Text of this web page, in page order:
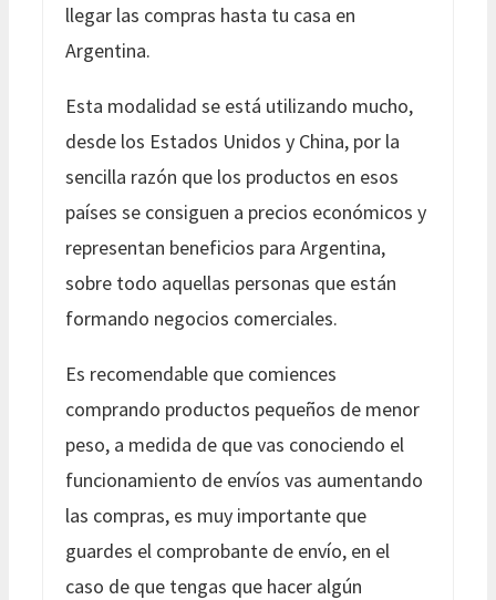
llegar las compras hasta tu casa en
Argentina.
Esta modalidad se está utilizando mucho,
desde los Estados Unidos y China, por la
sencilla razón que los productos en esos
países se consiguen a precios económicos y
representan beneficios para Argentina,
sobre todo aquellas personas que están
formando negocios comerciales.
Es recomendable que comiences
comprando productos pequeños de menor
peso, a medida de que vas conociendo el
funcionamiento de envíos vas aumentando
las compras, es muy importante que
guardes el comprobante de envío, en el
caso de que tengas que hacer algún